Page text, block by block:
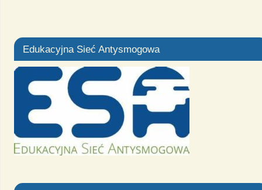
Edukacyjna Sieć Antysmogowa